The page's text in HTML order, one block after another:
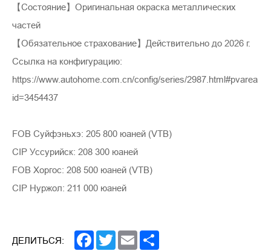
【Состояние】Оригинальная окраска металлических
частей
【Обязательное страхование】Действительно до 2026 г.
Ссылка на конфигурацию:
https://www.autohome.com.cn/config/series/2987.html#pvarea
id=3454437
FOB Суйфэньхэ: 205 800 юаней (VTB)
CIP Уссурийск: 208 300 юаней
FOB Хоргос: 208 500 юаней (VTB)
CIP Нуржол: 211 000 юаней
ДЕЛИТЬСЯ: Facebook
TwitterEmail